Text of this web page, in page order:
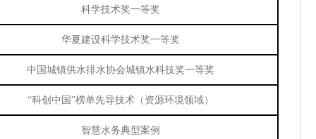
科学技术奖一等奖
华夏建设科学技术奖一等奖
中国城镇供水排水协会城镇水科技奖一等奖
“科创中国”榜单先导技术（资源环境领域）
智慧水务典型案例